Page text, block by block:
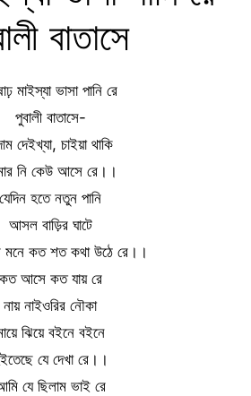
বাতাসে
মাইস্যা ভাসা পানি রে
পুবালী বাতাসে-
দেইখ্যা, চাইয়া থাকি
নি কেউ আসে রে।।
যেদিন হতে নতুন পানি
আসল বাড়ির ঘাটে
মনে কত শত কথা উঠে রে।।
কত আসে কত যায় রে
নায় নাইওরির নৌকা
ঝিয়ে বইনে বইনে
যে দেখা রে।।
যে ছিলাম ভাই রে